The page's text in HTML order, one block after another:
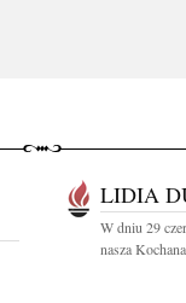
LIDIA
W dniu 29
nasza